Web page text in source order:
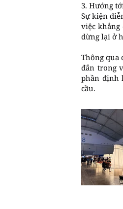
3. Hướng
Sự kiện
việc
dừng lại ở
Thông qua
đắn trong
phần định
cầu.